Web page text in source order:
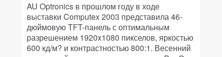
AU Optronics в прошлом году в ходе
выставки Computex 2003 представила 46-
дюймовую TFT-панель с оптимальным
разрешением 1920x1080 пикселов, яркостью
600 кд/м? и контрастностью 800:1. Весенний